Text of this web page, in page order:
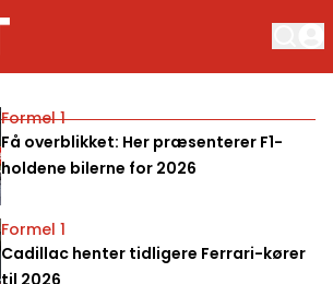
Formel 1
Få overblikket: Her præsenterer F1-
holdene bilerne for 2026
Formel 1
Cadillac henter tidligere Ferrari-kører
til 2026